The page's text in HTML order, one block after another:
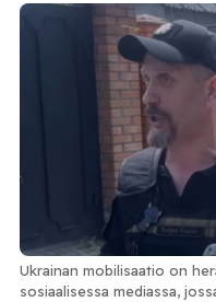
Ukrainan mobilisaatio on
sosiaalisessa mediassa,